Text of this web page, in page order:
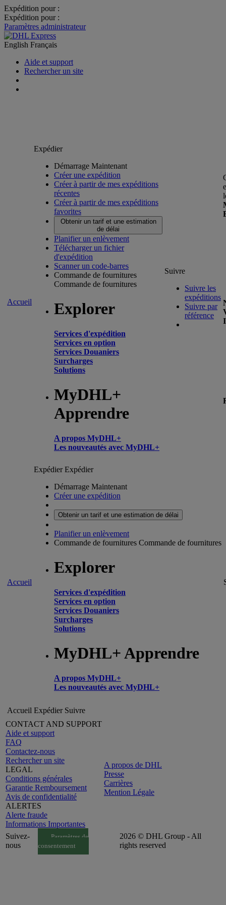
Expédition pour :
Expédition pour :
Paramètres administrateur
English Français
Aide et support
Rechercher un site
Accueil
Expédier
Démarrage Maintenant
Créer une expédition
Créer à partir de mes expéditions
récentes
Créer à partir de mes expéditions
favorites
Obtenir un tarif et une estimation
de délai
Planifier un enlèvement
Télécharger un fichier
d'expédition
Scanner un code-barres
Commande de fournitures
Commande de fournitures
Explorer
Services d'expédition
Services en option
Services Douaniers
Surcharges
Solutions
MyDHL+
Apprendre
A propos MyDHL+
Les nouveautés avec MyDHL+
Suivre
Suivre les
expéditions
Suivre par
référence
Accueil
ExpédierExpédier
Démarrage Maintenant
Créer une expédition
Obtenir un tarif et une estimation de délai
Planifier un enlèvement
Commande de fournitures Commande de fournitures
Explorer
Services d'expédition
Services en option
Services Douaniers
Surcharges
Solutions
MyDHL+ Apprendre
A propos MyDHL+
Les nouveautés avec MyDHL+
Accueil Expédier Suivre
CONTACT AND SUPPORT
Aide et support
FAQ
Contactez-nous
Rechercher un site
LEGAL
Conditions générales
Garantie Remboursement
Avis de confidentialité
ALERTES
Alerte fraude
Informations Importantes
A propos de DHL
Presse
Carrières
Mention Légale
Suivez-
nous
Paramètres de
consentement
2026 © DHL Group - All
rights reserved